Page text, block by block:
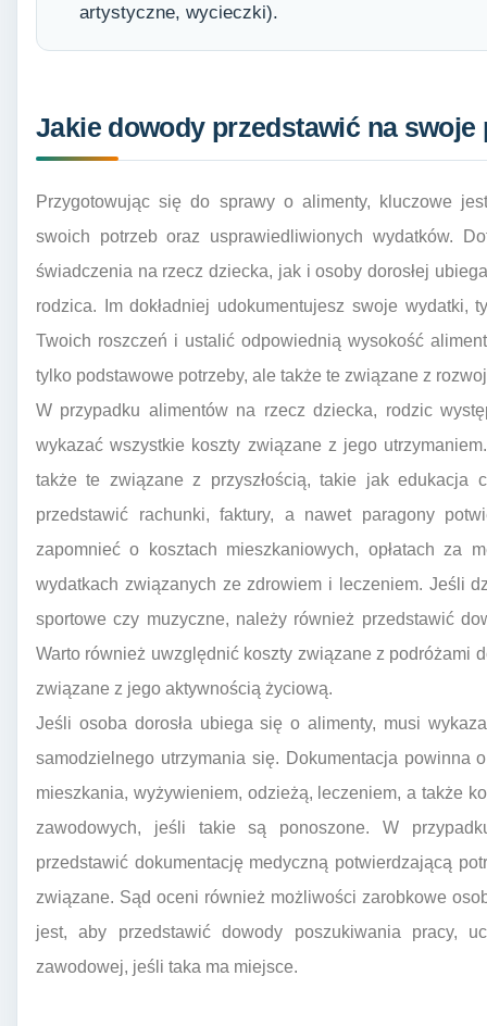
artystyczne, wycieczki).
Jakie dowody przedstawić na
Przygotowując się do sprawy o alimenty, kluczowe
swoich potrzeb oraz usprawiedliwionych wydatków.
świadczenia na rzecz dziecka, jak i osoby dorosłej
rodzica. Im dokładniej udokumentujesz swoje wydatki,
Twoich roszczeń i ustalić odpowiednią wysokość
tylko podstawowe potrzeby, ale także te związane z
W przypadku alimentów na rzecz dziecka, rodzic
wykazać wszystkie koszty związane z jego
także te związane z przyszłością, takie jak edukacja
przedstawić rachunki, faktury, a nawet paragony
zapomnieć o kosztach mieszkaniowych, opłatach za
wydatkach związanych ze zdrowiem i leczeniem. Jeśli
sportowe czy muzyczne, należy również przedstawić
Warto również uwzględnić koszty związane z podróżami
związane z jego aktywnością życiową.
Jeśli osoba dorosła ubiega się o alimenty, musi
samodzielnego utrzymania się. Dokumentacja powinna
mieszkania, wyżywieniem, odzieżą, leczeniem, a także
zawodowych, jeśli takie są ponoszone. W
przedstawić dokumentację medyczną potwierdzającą
związane. Sąd oceni również możliwości zarobkowe
jest, aby przedstawić dowody poszukiwania pracy,
zawodowej, jeśli taka ma miejsce.